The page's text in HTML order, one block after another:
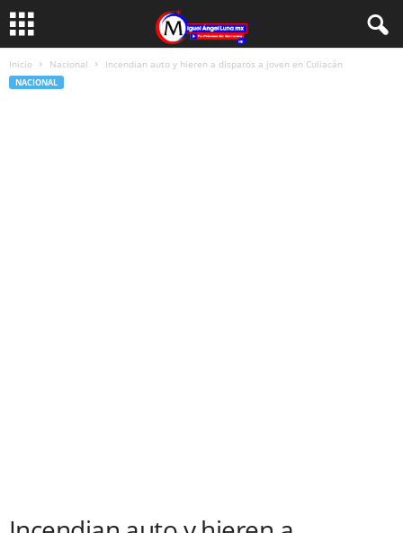
Inicio Nacional Incendian auto y hieren a disparos a joven en Culiacán
NACIONAL